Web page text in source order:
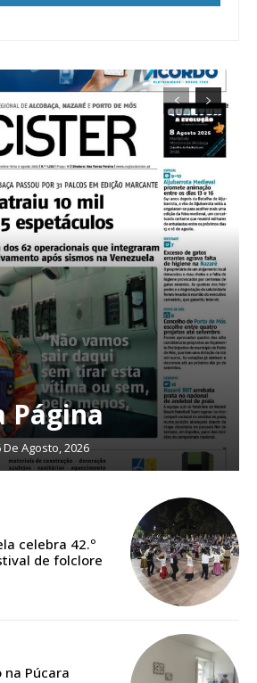
de Assinatura
de Cister e ajude-nos a manter este serviço
a todos os conteúdos exclusivos e versões
digitais.
Página
De Agosto, 2026
celebra 42.º
de folclore
na Púcara